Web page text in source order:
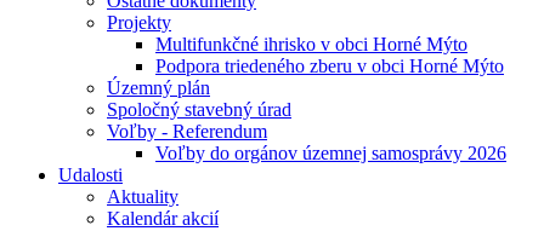
Projekty
Multifunkčné ihrisko v obci Horné Mýto
Podpora triedeného zberu v obci Horné Mýto
Územný plán
Spoločný stavebný úrad
Voľby - Referendum
Voľby do orgánov územnej samosprávy 2026
Udalosti
Aktuality
Kalendár akcií